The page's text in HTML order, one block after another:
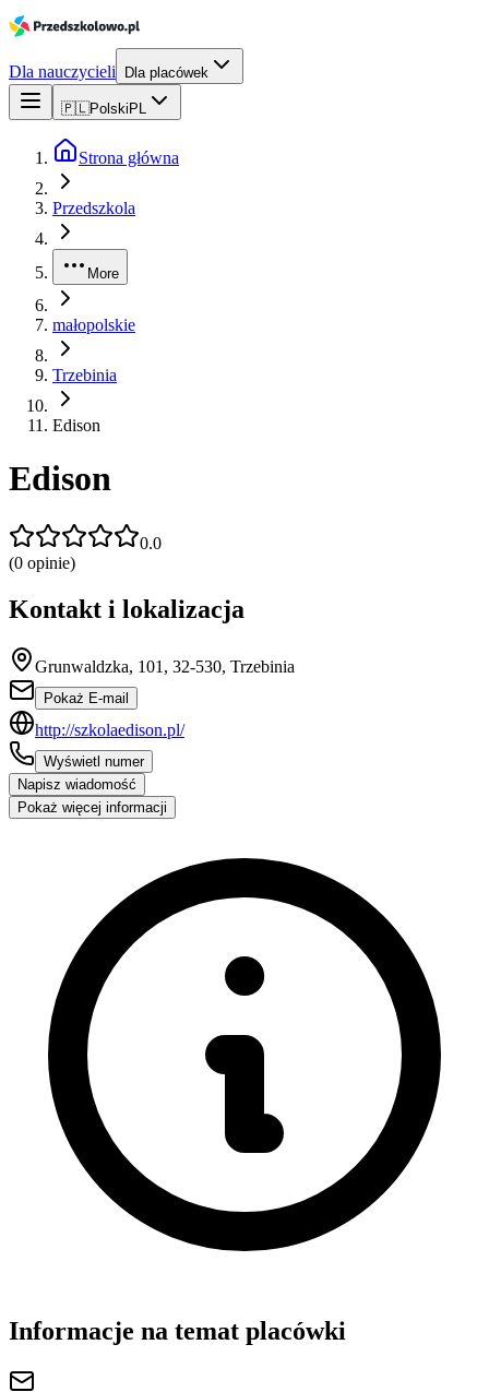
Dla nauczycieli Dla placówek
🇵🇱Polski PL
Strona główna
Przedszkola
More
małopolskie
Trzebinia
Edison
Edison
0.0
(0 opinie)
Kontakt i lokalizacja
Grunwaldzka, 101, 32-530, Trzebinia
Pokaż E-mail
http://szkolaedison.pl/
Wyświetl numer
Napisz wiadomość
Pokaż więcej informacji
Informacje na temat placówki